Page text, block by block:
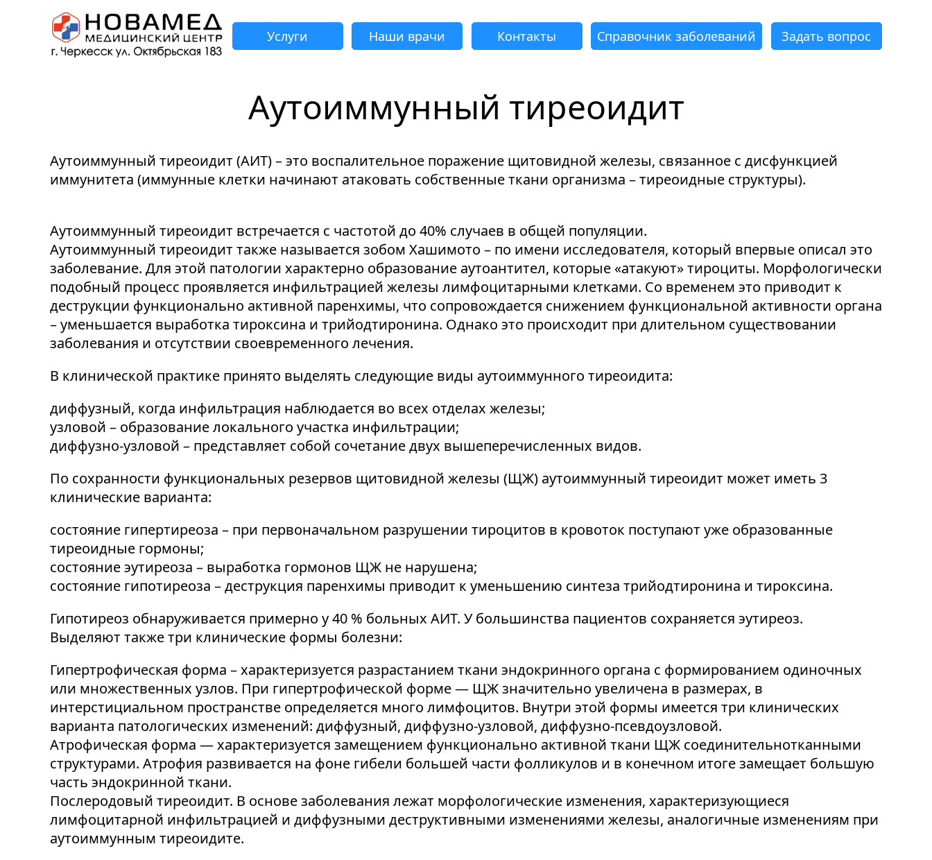
Услуги Наши врачи Контакты Справочник заболеваний Задать вопрос
Задать вопрос ×
Я принимаю"Cоглашение
об обработке персональных данных."
Отправить вопрос
Успешно ×
Мы свяжемся с вами в ближайшее время
Неудача ×
Некорректно введен номер телефона
Неудача ×
Отклонена капча
Неудача ×
Не введено имя или вопрос
Неудача ×
Не принято соглашение
Аутоиммунный тиреоидит
Аутоиммунный тиреоидит (АИТ) – это воспалительное поражение щитовидной железы, связанное с дисфункцией
иммунитета (иммунные клетки начинают атаковать собственные ткани организма – тиреоидные структуры).
Аутоиммунный тиреоидит встречается с частотой до 40% случаев в общей популяции.
Аутоиммунный тиреоидит также называется зобом Хашимото – по имени исследователя, который впервые описал это
заболевание. Для этой патологии характерно образование аутоантител, которые «атакуют» тироциты. Морфологически
подобный процесс проявляется инфильтрацией железы лимфоцитарными клетками. Со временем это приводит к
деструкции функционально активной паренхимы, что сопровождается снижением функциональной активности органа
– уменьшается выработка тироксина и трийодтиронина. Однако это происходит при длительном существовании
заболевания и отсутствии своевременного лечения.
В клинической практике принято выделять следующие виды аутоиммунного тиреоидита:
диффузный, когда инфильтрация наблюдается во всех отделах железы;
узловой – образование локального участка инфильтрации;
диффузно-узловой – представляет собой сочетание двух вышеперечисленных видов.
По сохранности функциональных резервов щитовидной железы (ЩЖ) аутоиммунный тиреоидит может иметь 3
клинические варианта:
состояние гипертиреоза – при первоначальном разрушении тироцитов в кровоток поступают уже образованные
тиреоидные гормоны;
состояние эутиреоза – выработка гормонов ЩЖ не нарушена;
состояние гипотиреоза – деструкция паренхимы приводит к уменьшению синтеза трийодтиронина и тироксина.
Гипотиреоз обнаруживается примерно у 40 % больных АИТ. У большинства пациентов сохраняется эутиреоз.
Выделяют также три клинические формы болезни:
Гипертрофическая форма – характеризуется разрастанием ткани эндокринного органа с формированием одиночных
или множественных узлов. При гипертрофической форме — ЩЖ значительно увеличена в размерах, в
интерстициальном пространстве определяется много лимфоцитов. Внутри этой формы имеется три клинических
варианта патологических изменений: диффузный, диффузно-узловой, диффузно-псевдоузловой.
Атрофическая форма — характеризуется замещением функционально активной ткани ЩЖ соединительнотканными
структурами. Атрофия развивается на фоне гибели большей части фолликулов и в конечном итоге замещает большую
часть эндокринной ткани.
Послеродовый тиреоидит. В основе заболевания лежат морфологические изменения, характеризующиеся
лимфоцитарной инфильтрацией и диффузными деструктивными изменениями железы, аналогичные изменениям при
аутоиммунным тиреоидите.